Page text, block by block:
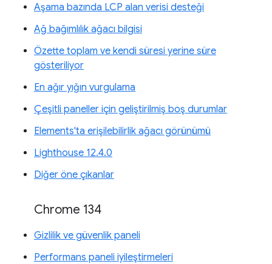
Aşama bazında LCP alan verisi desteği
Ağ bağımlılık ağacı bilgisi
Özette toplam ve kendi süresi yerine süre
gösteriliyor
En ağır yığın vurgulama
Çeşitli paneller için geliştirilmiş boş durumlar
Elements'ta erişilebilirlik ağacı görünümü
Lighthouse 12.4.0
Diğer öne çıkanlar
Chrome 134
Gizlilik ve güvenlik paneli
Performans paneli iyileştirmeleri